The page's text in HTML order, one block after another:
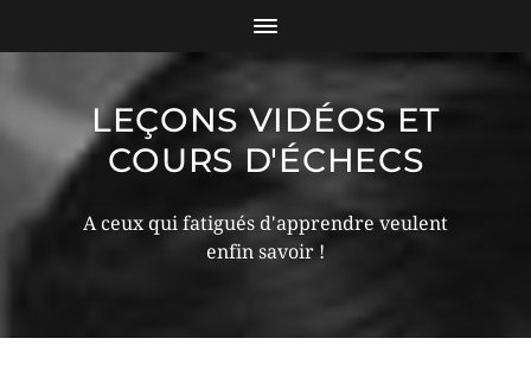
LEÇONS VIDÉOS ET
COURS D'ÉCHECS
A ceux qui fatigués d'apprendre veulent
enfin savoir !